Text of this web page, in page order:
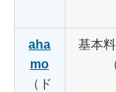
aha
mo
（ド
基本